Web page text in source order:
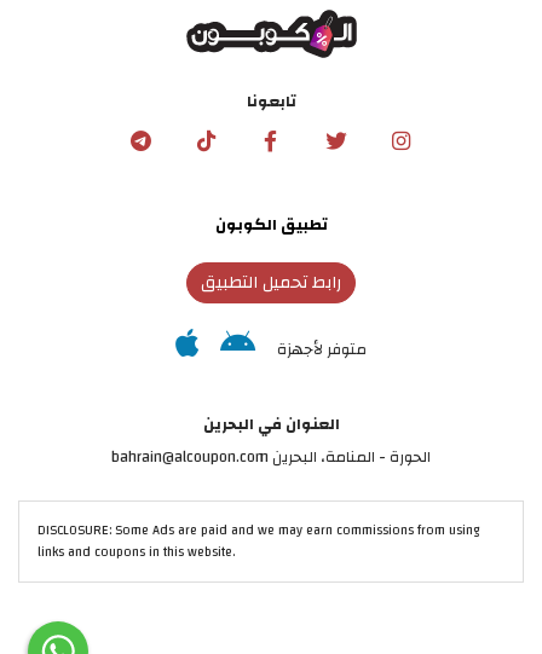
تابعونا
تطبيق الكوبون
رابط تحميل التطبيق
متوفر لأجهزة
العنوان في البحرين
الحورة - المنامة‎، البحرين bahrain@alcoupon.com
DISCLOSURE: Some Ads are paid and we may earn commissions from using
links and coupons in this website.